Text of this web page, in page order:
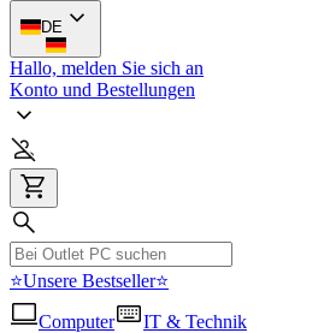
DE
Hallo, melden Sie sich an
Konto und Bestellungen
⭐Unsere Bestseller⭐
Computer
IT & Technik